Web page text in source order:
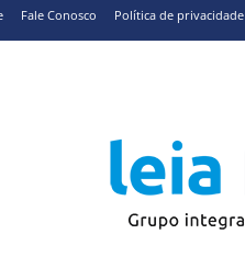
Fale Conosco Política de privacidade